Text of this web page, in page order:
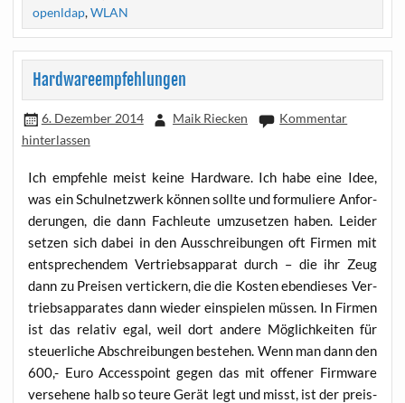
openldap,WLAN
Hardwareempfehlungen
6. Dezember 2014 Maik Riecken
Kommentar
hinterlassen
Ich emp­feh­le meist kei­ne Hard­ware. Ich habe eine Idee,
was ein Schul­netz­werk kön­nen soll­te und for­mu­lie­re Anfor­
de­run­gen, die dann Fach­leu­te umzu­set­zen haben. Lei­der
set­zen sich dabei in den Aus­schrei­bun­gen oft Fir­men mit
ent­spre­chen­dem Ver­triebs­ap­pa­rat durch – die ihr Zeug
dann zu Prei­sen ver­ti­ckern, die die Kos­ten eben­die­ses Ver­
triebs­ap­pa­ra­tes dann wie­der ein­spie­len müs­sen. In Fir­men
ist das rela­tiv egal, weil dort ande­re Mög­lich­kei­ten für
steu­er­li­che Abschrei­bun­gen bestehen. Wenn man dann den
600,- Euro Acces­s­point gegen das mit offe­ner Firm­ware
ver­se­he­ne halb so teu­re Gerät legt und misst, ist der preis­